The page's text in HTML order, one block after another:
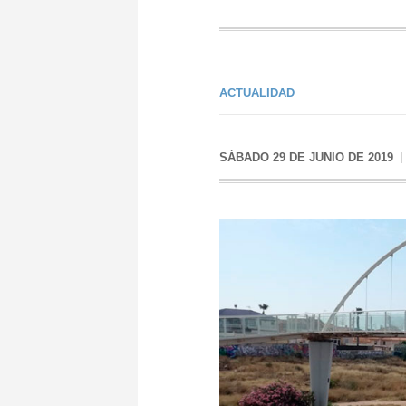
ACTUALIDAD
SÁBADO 29 DE JUNIO DE 2019